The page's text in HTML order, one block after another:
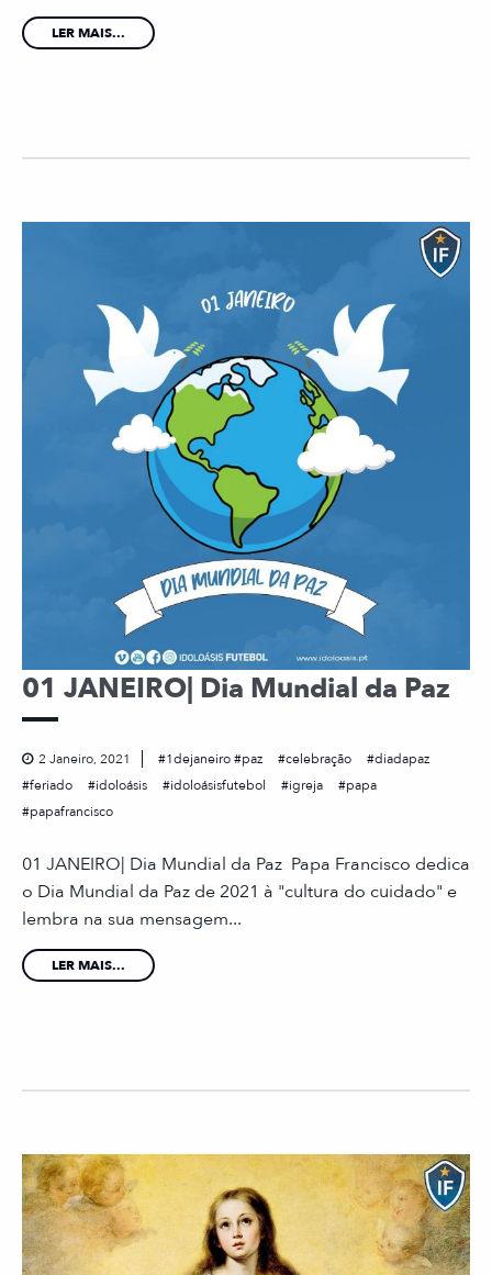
LER MAIS...
01 JANEIRO| Dia Mundial da Paz
2 Janeiro, 2021 1dejaneiro #paz celebração
diadapaz
feriado
idoloásis idoloásisfutebol igreja
papa
papafrancisco
01 JANEIRO| Dia Mundial da Paz Papa Francisco dedica
o Dia Mundial da Paz de 2021 à "cultura do cuidado" e
lembra na sua mensagem...
LER MAIS...